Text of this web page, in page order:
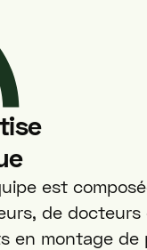
est
de docteurs
en montage de